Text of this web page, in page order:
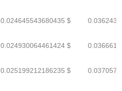
0.024645543680435 $
0.024930064461424 $
0.025199212186235 $